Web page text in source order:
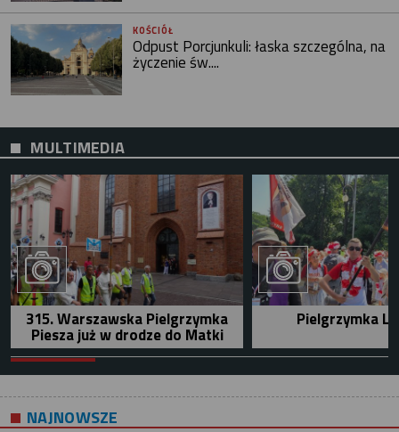
KOŚCIÓŁ
Odpust Porcjunkuli: łaska szczególna, na
życzenie św....
MULTIMEDIA
315. Warszawska Pielgrzymka
Piesza już w drodze do Matki
Pielgrzymka
NAJNOWSZE